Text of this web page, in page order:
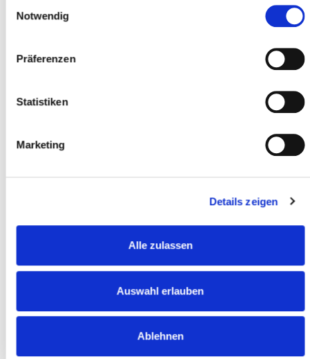
Notwendig
Präferenzen
Statistiken
Marketing
Details zeigen
Alle zulassen
Auswahl erlauben
Ablehnen
Teilnehmer
Datenschutzbestimmungen
gelesen und bin damit einverstanden *
Anmeldung abschliessen